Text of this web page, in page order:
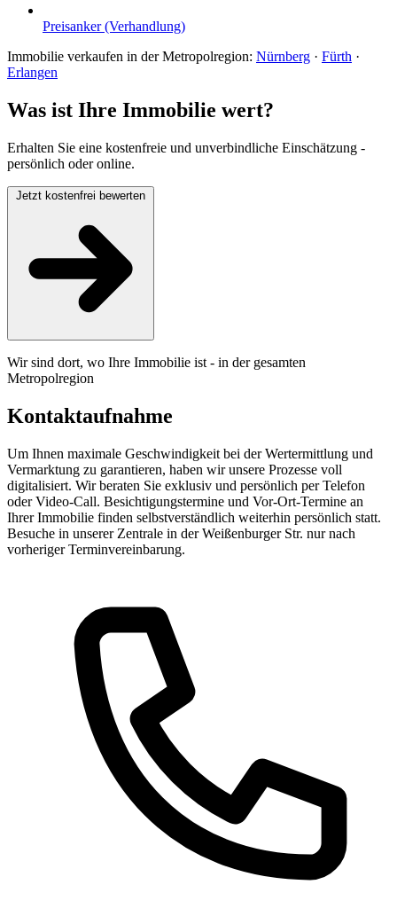
Preisanker (Verhandlung)
Immobilie verkaufen in der Metropolregion: Nürnberg · Fürth ·
Erlangen
Was ist Ihre Immobilie wert?
Erhalten Sie eine kostenfreie und unverbindliche Einschätzung -
persönlich oder online.
Wir sind dort, wo Ihre Immobilie ist - in der gesamten
Metropolregion
Kontaktaufnahme
Um Ihnen maximale Geschwindigkeit bei der Wertermittlung und
Vermarktung zu garantieren, haben wir unsere Prozesse voll
digitalisiert. Wir beraten Sie exklusiv und persönlich per Telefon
oder Video-Call. Besichtigungstermine und Vor-Ort-Termine an
Ihrer Immobilie finden selbstverständlich weiterhin persönlich statt.
Besuche in unserer Zentrale in der Weißenburger Str. nur nach
vorheriger Terminvereinbarung.